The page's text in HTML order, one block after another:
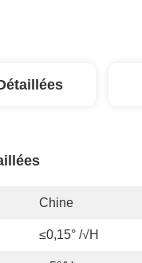
Chine
≤0,15° /√h